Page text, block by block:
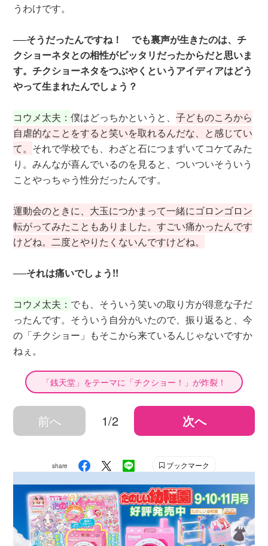
うわけです。
──そうだったんですね！ でも裏声が生きたのは、チ
クショーネタとの相性がピッタリだったからだと思いま
す。チクショーネタをつぶやくというアイディアはどう
やって生まれたんでしょう？
コウメ太夫：僕はどっちかというと、子どものころから
自虐的なことをすると笑いを取れるんだな、と感じてい
て。 それで学校でも、わざと石につまずいてコケてみた
り。みんなが喜んでいるのを見ると、ついついそういう
ことやっちゃう性分だったんです。
運動会のときに、大玉につかまって一緒にゴロンゴロン
転がってみたこともありました。すごい痛かったんです
けどね。二度とやりたくないんですけどね。
──それは痛いでしょう!!
コウメ太夫： でも、そういう笑いの取り方が得意な子だ
ったんです。そういう自分がいたので、振り返ると、今
の「チクショー」もそこから来ているんじゃないですか
ねぇ。
「銭天堂」をテーマに「チクショー！」が炸裂！
前へ 1/2 次へ
share ブックマーク